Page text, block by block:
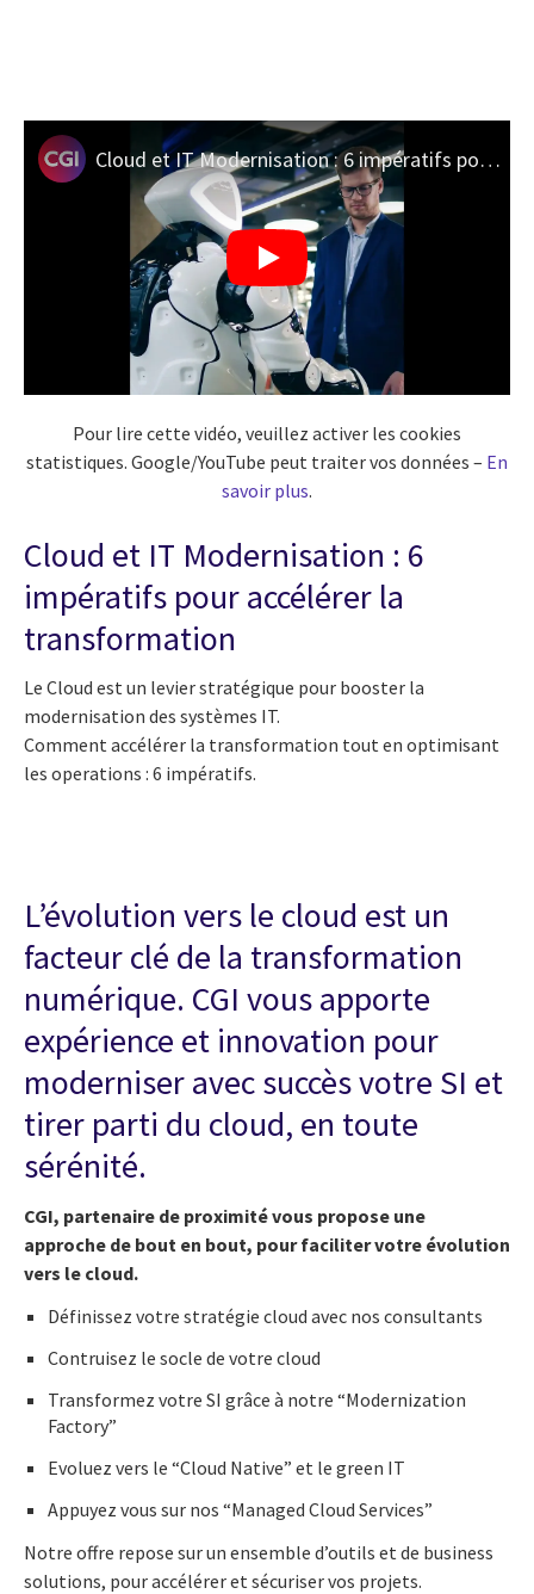
Cloud et IT Modernisation : 6
impératifs pour accélérer la
transformation
Le Cloud est un levier stratégique pour booster la
modernisation des systèmes IT.
Comment accélérer la transformation tout en optimisant
les operations : 6 impératifs.
Cloud et IT Modernisation : 6 impératifs pour accélérer la transformation
Pour lire cette vidéo, veuillez activer les cookies
statistiques. Google/YouTube peut traiter vos données – En
savoir plus.
L’évolution vers le cloud est un
facteur clé de la transformation
numérique. CGI vous apporte
expérience et innovation pour
moderniser avec succès votre SI et
tirer parti du cloud, en toute
sérénité.
CGI, partenaire de proximité vous propose une
approche de bout en bout, pour faciliter votre évolution
vers le cloud.
Définissez votre stratégie cloud avec nos consultants
Contruisez le socle de votre cloud
Transformez votre SI grâce à notre “Modernization
Factory”
Evoluez vers le “Cloud Native” et le green IT
Appuyez vous sur nos “Managed Cloud Services”
Notre offre repose sur un ensemble d’outils et de business
solutions, pour accélérer et sécuriser vos projets.